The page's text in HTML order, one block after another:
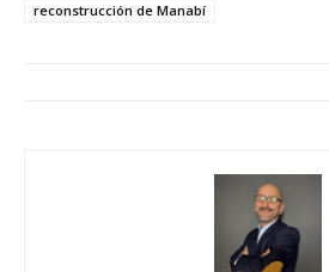
reconstrucción de Manabí